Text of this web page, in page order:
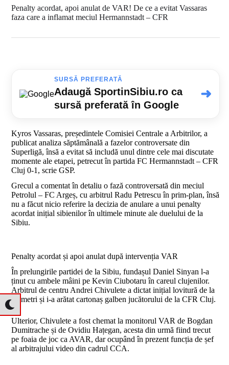
Penalty acordat, apoi anulat de VAR! De ce a evitat Vassaras
faza care a inflamat meciul Hermannstadt – CFR
SURSĂ PREFERATĂ
Adaugă SportinSibiu.ro ca
sursă preferată în Google
➜
Kyros Vassaras, președintele Comisiei Centrale a Arbitrilor, a
publicat analiza săptămânală a fazelor controversate din
Superligă, însă a evitat să includă unul dintre cele mai discutate
momente ale etapei, petrecut în partida FC Hermannstadt – CFR
Cluj 0-1, scrie GSP.
Grecul a comentat în detaliu o fază controversată din meciul
Petrolul – FC Argeș, cu arbitrul Radu Petrescu în prim-plan, însă
nu a făcut nicio referire la decizia de anulare a unui penalty
acordat inițial sibienilor în ultimele minute ale duelului de la
Sibiu.
Penalty acordat și apoi anulat după intervenția VAR
În prelungirile partidei de la Sibiu, fundașul Daniel Sinyan l-a
ținut cu ambele mâini pe Kevin Ciubotaru în careul clujenilor.
Arbitrul de centru Andrei Chivulete a dictat inițial lovitură de la
11 metri și i-a arătat cartonaș galben jucătorului de la CFR Cluj.
Ulterior, Chivulete a fost chemat la monitorul VAR de Bogdan
Dumitrache și de Ovidiu Hațegan, acesta din urmă fiind trecut
pe foaia de joc ca AVAR, dar ocupând în prezent funcția de șef
al arbitrajului video din cadrul CCA.